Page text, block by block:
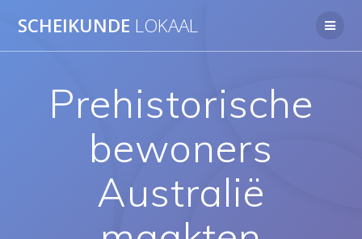
naar
SCHEIKUNDE LOKAAL
Prehistorische
bewoners
Australië